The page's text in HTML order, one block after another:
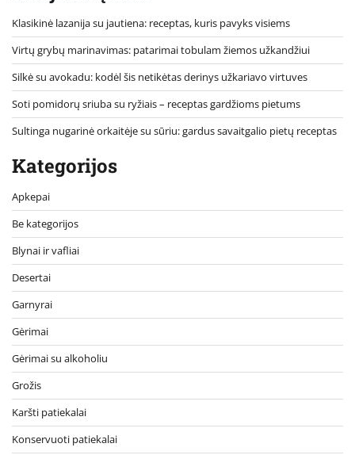
Klasikinė lazanija su jautiena: receptas, kuris pavyks visiems
Virtų grybų marinavimas: patarimai tobulam žiemos užkandžiui
Silkė su avokadu: kodėl šis netikėtas derinys užkariavo virtuves
Soti pomidorų sriuba su ryžiais – receptas gardžioms pietums
Sultinga nugarinė orkaitėje su sūriu: gardus savaitgalio pietų receptas
Kategorijos
Apkepai
Be kategorijos
Blynai ir vafliai
Desertai
Garnyrai
Gėrimai
Gėrimai su alkoholiu
Grožis
Karšti patiekalai
Konservuoti patiekalai